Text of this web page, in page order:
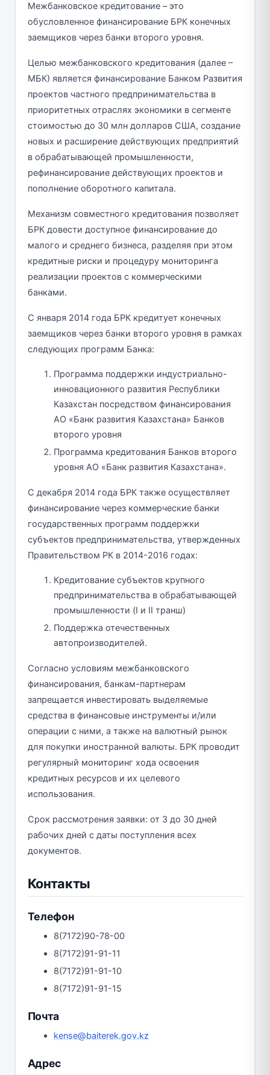
Межбанковское кредитование – это
обусловленное финансирование БРК конечных
заемщиков через банки второго уровня.
Целью межбанковского кредитования (далее –
МБК) является финансирование Банком Развития
проектов частного предпринимательства в
приоритетных отраслях экономики в сегменте
стоимостью до 30 млн долларов США, создание
новых и расширение действующих предприятий
в обрабатывающей промышленности,
рефинансирование действующих проектов и
пополнение оборотного капитала.
Механизм совместного кредитования позволяет
БРК довести доступное финансирование до
малого и среднего бизнеса, разделяя при этом
кредитные риски и процедуру мониторинга
реализации проектов с коммерческими
банками.
С января 2014 года БРК кредитует конечных
заемщиков через банки второго уровня в рамках
следующих программ Банка:
Программа поддержки индустриально-
инновационного развития Республики
Казахстан посредством финансирования
АО «Банк развития Казахстана» Банков
второго уровня
Программа кредитования Банков второго
уровня АО «Банк развития Казахстана».
С декабря 2014 года БРК также осуществляет
финансирование через коммерческие банки
государственных программ поддержки
субъектов предпринимательства, утвержденных
Правительством РК в 2014-2016 годах:
Кредитование субъектов крупного
предпринимательства в обрабатывающей
промышленности (I и II транш)
Поддержка отечественных
автопроизводителей.
Согласно условиям межбанковского
финансирования, банкам-партнерам
запрещается инвестировать выделяемые
средства в финансовые инструменты и/или
операции с ними, а также на валютный рынок
для покупки иностранной валюты. БРК проводит
регулярный мониторинг хода освоения
кредитных ресурсов и их целевого
использования.
Срок рассмотрения заявки: от 3 до 30 дней
рабочих дней с даты поступления всех
документов.
Контакты
Телефон
8(7172)90-78-00
8(7172)91-91-11
8(7172)91-91-10
8(7172)91-91-15
Почта
kense@baiterek.gov.kz
Адрес